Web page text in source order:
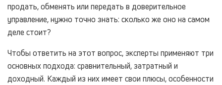
продать, обменять или передать в доверительное
управление, нужно точно знать: сколько же оно на самом
деле стоит?
Чтобы ответить на этот вопрос, эксперты применяют три
основных подхода: сравнительный, затратный и
доходный. Каждый из них имеет свои плюсы, особенности